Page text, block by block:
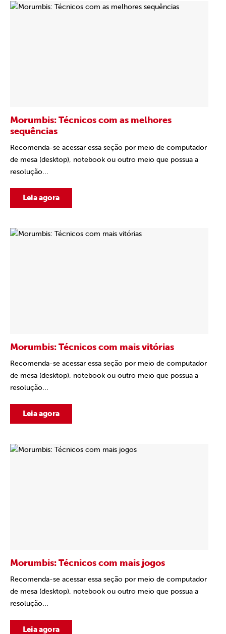
Morumbis: Técnicos com as melhores
sequências
Recomenda-se acessar essa seção por meio de computador
de mesa (desktop), notebook ou outro meio que possua a
resolução...
Leia agora
Morumbis: Técnicos com mais vitórias
Recomenda-se acessar essa seção por meio de computador
de mesa (desktop), notebook ou outro meio que possua a
resolução...
Leia agora
Morumbis: Técnicos com mais jogos
Recomenda-se acessar essa seção por meio de computador
de mesa (desktop), notebook ou outro meio que possua a
resolução...
Leia agora